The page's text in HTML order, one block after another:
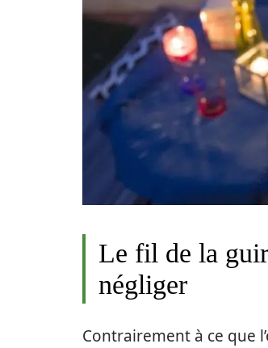
Le fil de la
négliger
Contrairement à ce que